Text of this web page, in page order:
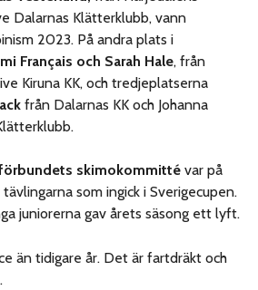
Dalarnas Klätterklubb, vann
2023. På andra plats i
Français och Sarah Hale, från
Kiruna KK, och tredjeplatserna
från Dalarnas KK och Johanna
förbundets skimokommittévar på
som ingick i Sverigecupen.
juniorerna gav årets säsong ett lyft.
än tidigare år. Det är fartdräkt och